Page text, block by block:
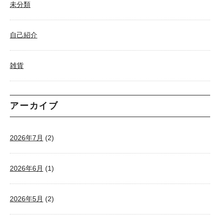
未分類
自己紹介
雑貨
アーカイブ
2026年7月 (2)
2026年6月 (1)
2026年5月 (2)